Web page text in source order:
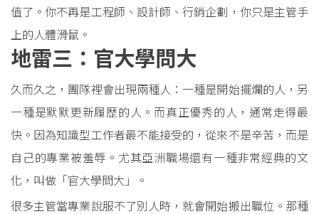
值了。你不再是工程師、設計師、行銷企劃，你只是主管手
上的人體滑鼠。
地雷三：官大學問大
久而久之，團隊裡會出現兩種人：一種是開始擺爛的人，另
一種是默默更新履歷的人。而真正優秀的人，通常走得最
快。因為知識型工作者最不能接受的，從來不是辛苦，而是
自己的專業被羞辱。尤其亞洲職場還有一種非常經典的文
化，叫做「官大學問大」。
很多主管當專業說服不了別人時，就會開始搬出職位。那種